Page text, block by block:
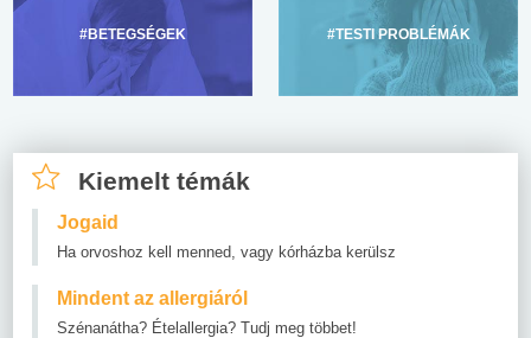
#BETEGSÉGEK #TESTI PROBLÉMÁK
Kiemelt témák
Jogaid
Ha orvoshoz kell menned, vagy kórházba kerülsz
Mindent az allergiáról
Szénanátha? Ételallergia? Tudj meg többet!